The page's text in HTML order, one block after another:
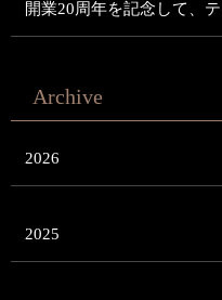
開業20周年を記念して、
Archive
2026
2025